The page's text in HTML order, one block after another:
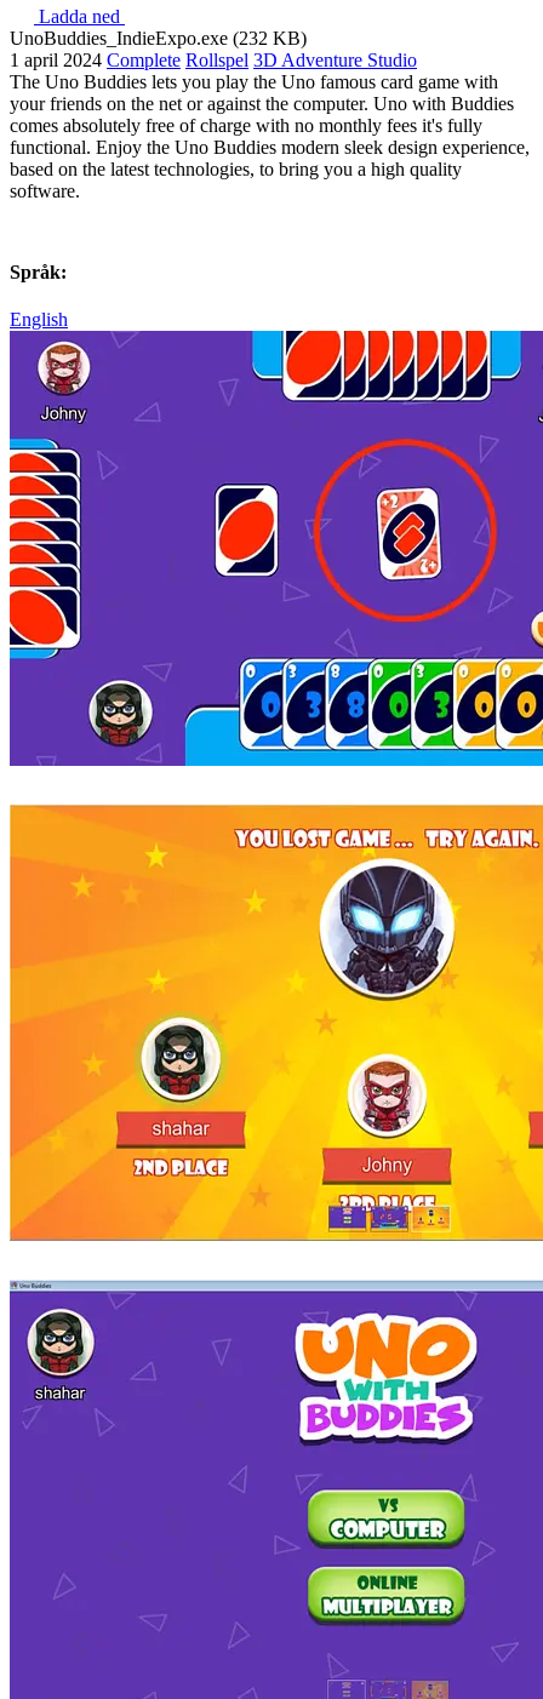
Ladda ned
UnoBuddies_IndieExpo.exe (232 KB)
1 april 2024 Complete Rollspel 3D Adventure Studio
The Uno Buddies lets you play the Uno famous card game with
your friends on the net or against the computer. Uno with Buddies
comes absolutely free of charge with no monthly fees it's fully
functional. Enjoy the Uno Buddies modern sleek design experience,
based on the latest technologies, to bring you a high quality
software.
Språk:
English